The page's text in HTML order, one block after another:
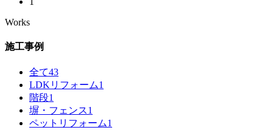
Works
施工事例
全て43
LDKリフォーム1
階段1
塀・フェンス1
ペットリフォーム1